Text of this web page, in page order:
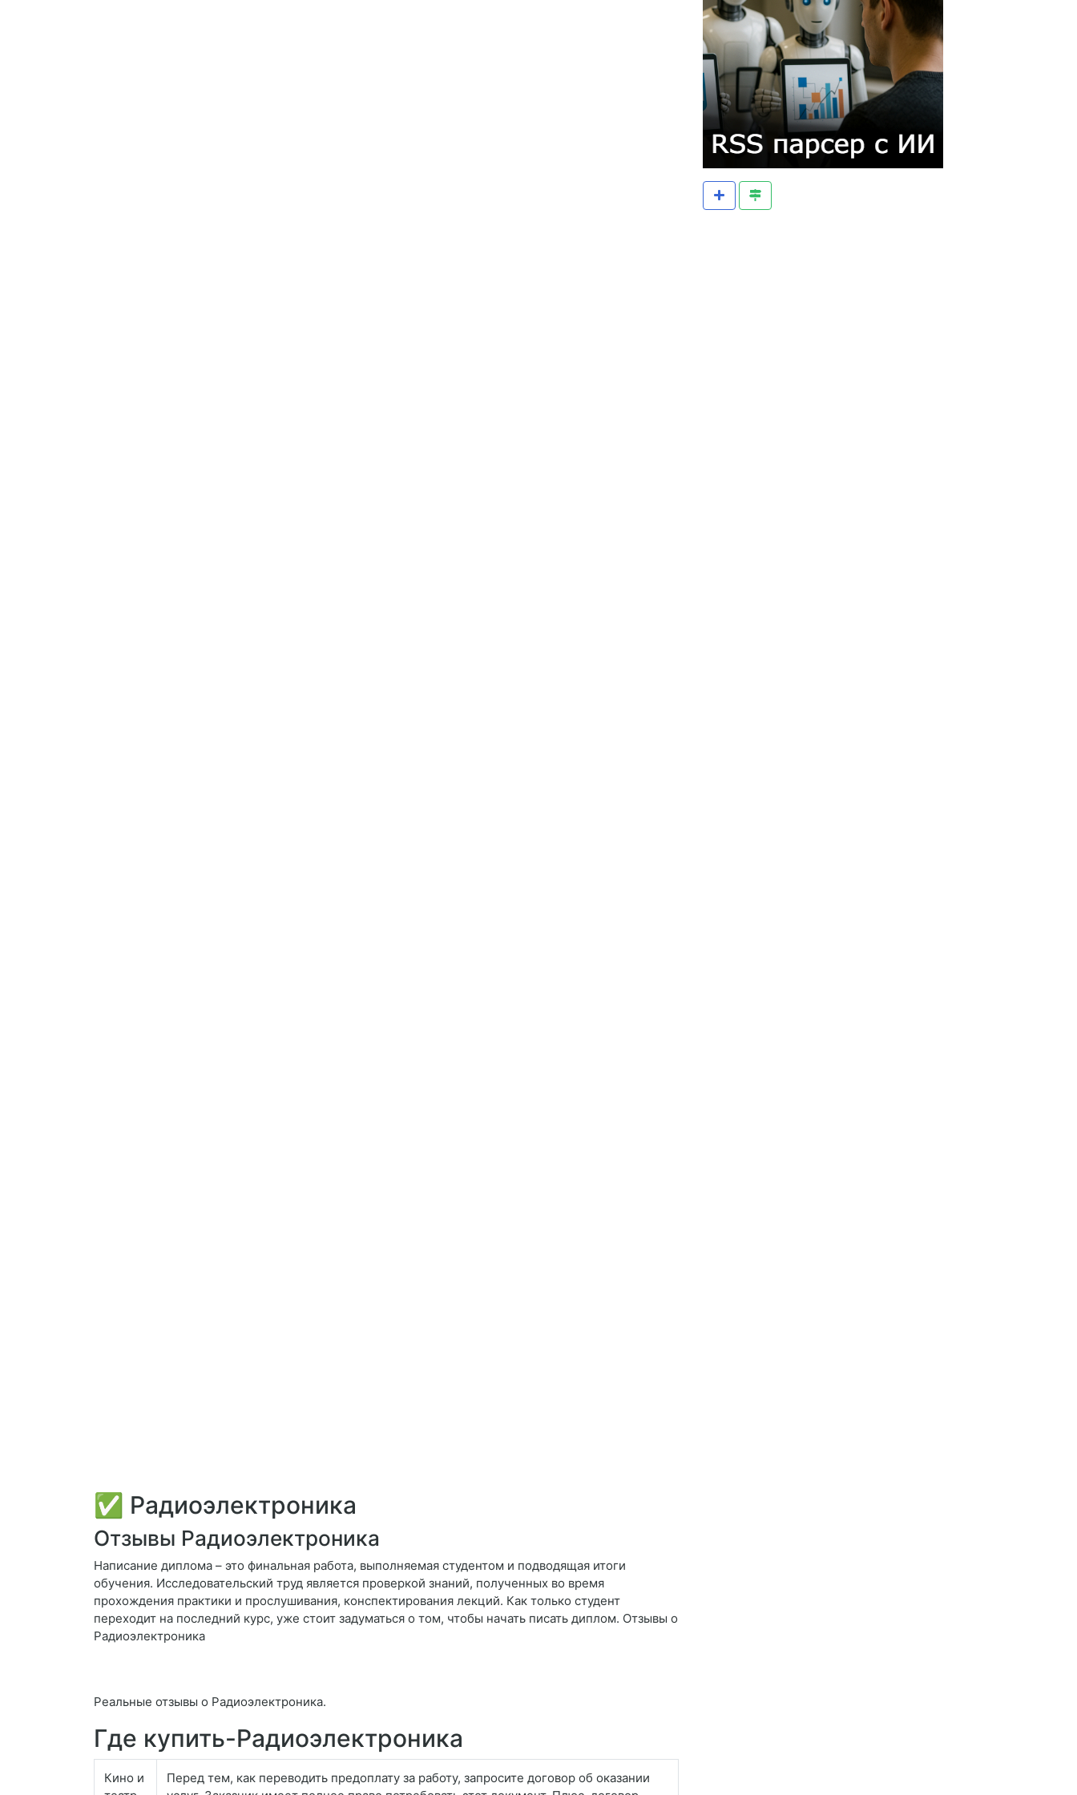
✅ Радиоэлектроника
Отзывы Радиоэлектроника
Написание диплома – это финальная работа, выполняемая студентом и подводящая итоги
обучения. Исследовательский труд является проверкой знаний, полученных во время
прохождения практики и прослушивания, конспектирования лекций. Как только студент
переходит на последний курс, уже стоит задуматься о том, чтобы начать писать диплом. Отзывы о
Радиоэлектроника
Реальные отзывы о Радиоэлектроника.
Где купить-Радиоэлектроника
Кино и
Перед тем, как переводить предоплату за работу, запросите договор об оказании